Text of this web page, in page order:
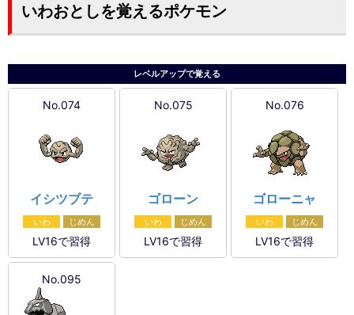
いわおとしを覚えるポケモン
レベルアップで覚える
No.074
イシツブテ
いわ じめん
LV16で習得
No.075
ゴローン
いわ じめん
LV16で習得
No.076
ゴローニャ
いわ じめん
LV16で習得
No.095